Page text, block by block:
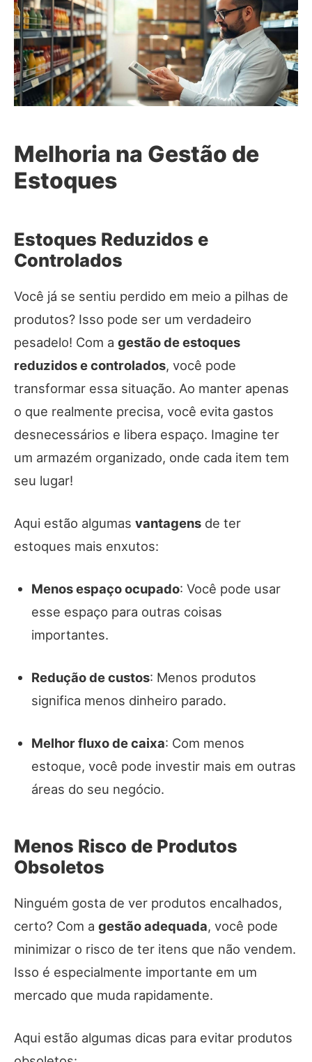
Melhoria na Gestão de
Estoques
Estoques Reduzidos e
Controlados
Você já se sentiu perdido em meio a pilhas de
produtos? Isso pode ser um verdadeiro
pesadelo! Com a gestão de estoques
reduzidos e controlados, você pode
transformar essa situação. Ao manter apenas
o que realmente precisa, você evita gastos
desnecessários e libera espaço. Imagine ter
um armazém organizado, onde cada item tem
seu lugar!
Aqui estão algumas vantagens de ter
estoques mais enxutos:
Menos espaço ocupado: Você pode usar
esse espaço para outras coisas
importantes.
Redução de custos: Menos produtos
significa menos dinheiro parado.
Melhor fluxo de caixa: Com menos
estoque, você pode investir mais em outras
áreas do seu negócio.
Menos Risco de Produtos
Obsoletos
Ninguém gosta de ver produtos encalhados,
certo? Com a gestão adequada, você pode
minimizar o risco de ter itens que não vendem.
Isso é especialmente importante em um
mercado que muda rapidamente.
Aqui estão algumas dicas para evitar produtos